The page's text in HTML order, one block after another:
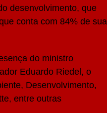
desenvolvimento, que
conta com 84% de sua
do ministro
Eduardo Riedel, o
Desenvolvimento,
entre outras